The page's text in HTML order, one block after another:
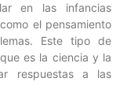
en las infancias
el pensamiento
Este tipo de
es la ciencia y la
respuestas a las